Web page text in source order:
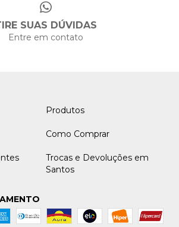
SUAS DÚVIDAS
Entre em contato
Produtos
Como Comprar
Trocas e Devoluções em
Santos